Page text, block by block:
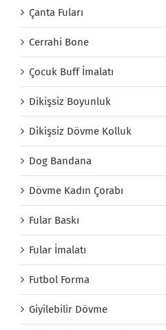
Çanta Fuları
Cerrahi Bone
Çocuk Buff İmalatı
Dikişsiz Boyunluk
Dikişsiz Dövme Kolluk
Dog Bandana
Dövme Kadın Çorabı
Fular Baskı
Fular İmalatı
Futbol Forma
Giyilebilir Dövme